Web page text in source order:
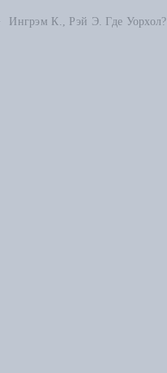
Ингрэм К., Рэй Э. Где Уорхол?